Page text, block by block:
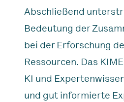
Abschließend
Bedeutung der
bei der Erforschung
Ressourcen. Das
KI und
und gut informierte